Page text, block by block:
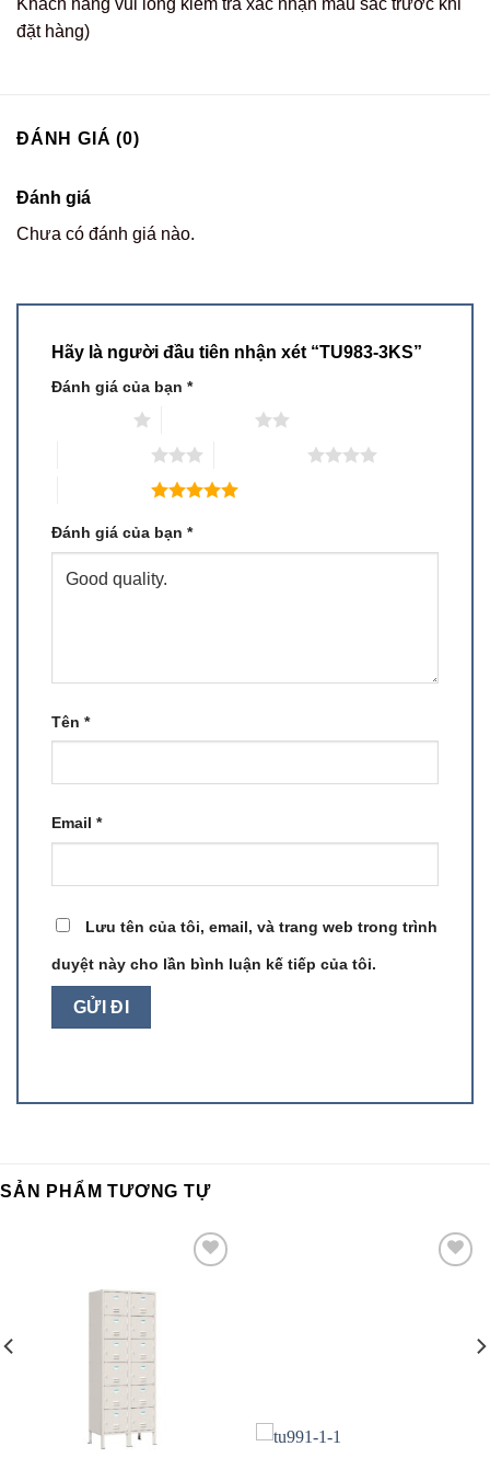
Khách hàng vui lòng kiểm tra xác nhận màu sắc trước khi
đặt hàng)
ĐÁNH GIÁ (0)
Đánh giá
Chưa có đánh giá nào.
Hãy là người đầu tiên nhận xét “TU983-3KS”
Đánh giá của bạn *
Đánh giá của bạn *
Tên *
Email *
Lưu tên của tôi, email, và trang web trong trình
duyệt này cho lần bình luận kế tiếp của tôi.
SẢN PHẨM TƯƠNG TỰ